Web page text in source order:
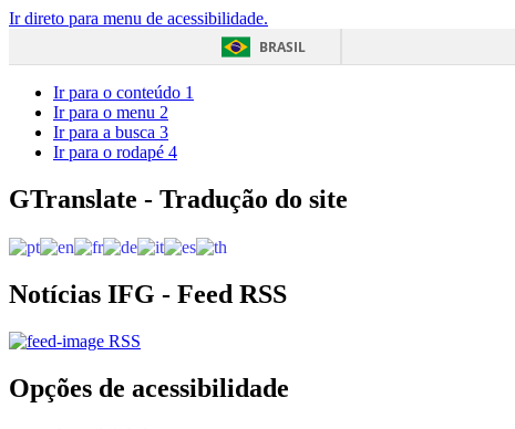
Ir direto para menu de acessibilidade.
BRASIL
Ir para o conteúdo 1
Ir para o menu 2
Ir para a busca 3
Ir para o rodapé 4
GTranslate - Tradução do site
Notícias IFG - Feed RSS
RSS
Opções de acessibilidade